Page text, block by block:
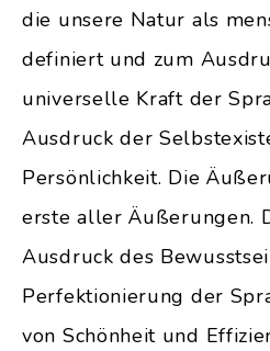
die unsere Natur als
definiert und zum
universelle Kraft der
Ausdruck der
Persönlichkeit. Die
erste aller Äußerungen.
Ausdruck des
Perfektionierung der
von Schönheit und